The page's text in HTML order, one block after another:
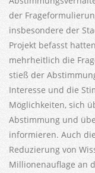
der
insbesondere der
Projekt befasst
mehrheitlich die
stieß der
Interesse und die
Möglichkeiten, sich
Abstimmung und
informieren. Auch
Reduzierung von
Millionenauflage an